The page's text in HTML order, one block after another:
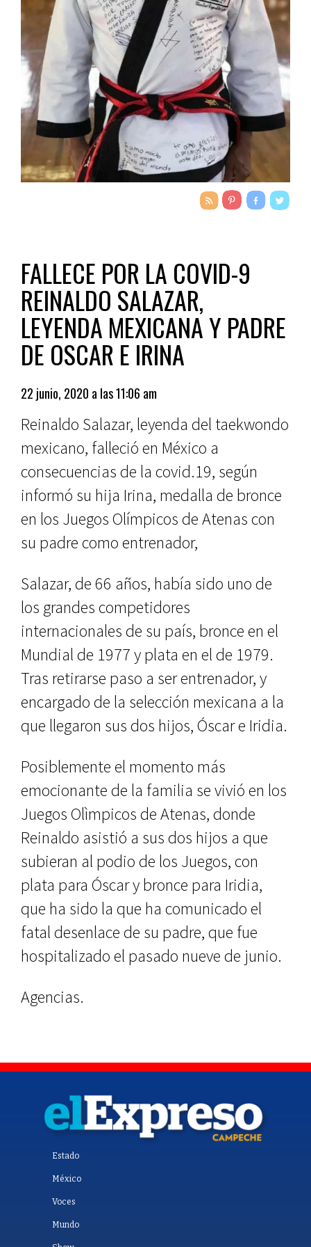
FALLECE POR LA COVID-9
REINALDO SALAZAR,
LEYENDA MEXICANA Y PADRE
DE OSCAR E IRINA
22 junio, 2020 a las 11:06 am
Reinaldo Salazar, leyenda del taekwondo
mexicano, falleció en México a
consecuencias de la covid.19, según
informó su hija Irina, medalla de bronce
en los Juegos Olímpicos de Atenas con
su padre como entrenador,
Salazar, de 66 años, había sido uno de
los grandes competidores
internacionales de su país, bronce en el
Mundial de 1977 y plata en el de 1979.
Tras retirarse paso a ser entrenador, y
encargado de la selección mexicana a la
que llegaron sus dos hijos, Óscar e Iridia.
Posiblemente el momento más
emocionante de la familia se vivió en los
Juegos Olìmpicos de Atenas, donde
Reinaldo asistió a sus dos hijos a que
subieran al podio de los Juegos, con
plata para Óscar y bronce para Iridia,
que ha sido la que ha comunicado el
fatal desenlace de su padre, que fue
hospitalizado el pasado nueve de junio.
Agencias.
Estado
México
Voces
Mundo